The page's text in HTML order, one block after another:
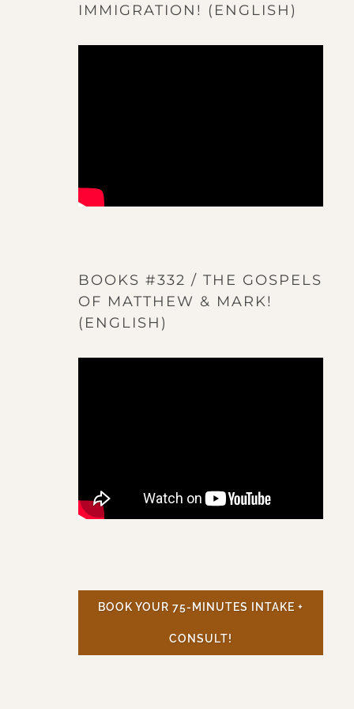
IMMIGRATION! (ENGLISH)
BOOKS #332 / THE GOSPELS
OF MATTHEW & MARK!
(ENGLISH)
BOOK YOUR 75-MINUTES INTAKE +
CONSULT!